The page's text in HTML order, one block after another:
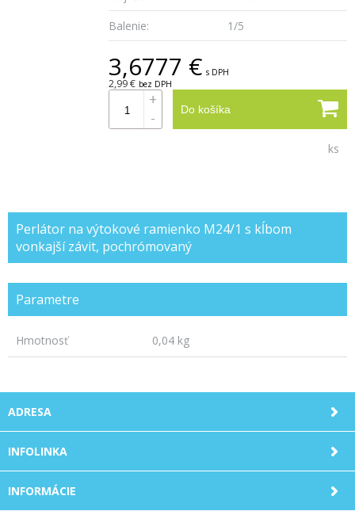
Balenie:
1/5
3,6777 € s DPH
2,99 € bez DPH
Do košíka
+
-
ks
Perlátor na výtokové ramienko M24/1 s kĺbom
vonkajší závit, pochrómovaný
Parametre
Hmotnosť 0,04 kg
ADRESA
INFOLINKA
INFORMÁCIE